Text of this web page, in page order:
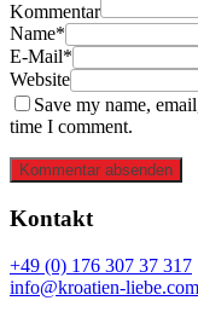
Kommentar
Name*
E-Mail*
Website
Save my name,
time I comment.
Kommentar absenden
Kontakt
+49 (0) 176 307 37 317
info@kroatien-liebe.com